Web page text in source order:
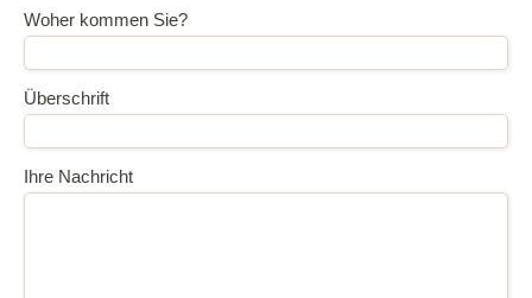
Woher kommen Sie?
Überschrift
Ihre Nachricht